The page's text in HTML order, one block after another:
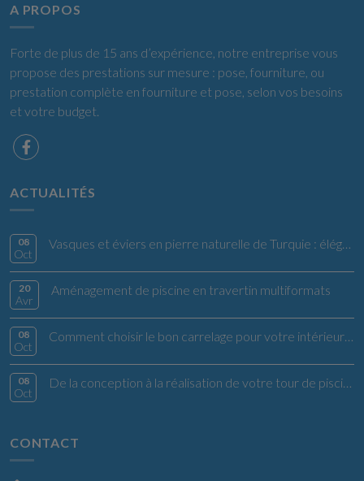
A PROPOS
Forte de plus de 15 ans d’expérience, notre entreprise vous
propose des prestations sur mesure : pose, fourniture, ou
prestation complète en fourniture et pose, selon vos besoins
et votre budget.
ACTUALITÉS
08
Oct
20
Avr
Aménagement de piscine en travertin multiformats
08
Oct
08
Oct
CONTACT